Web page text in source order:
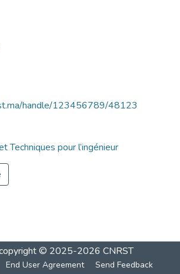
handle/123456789/48123
Techniques pour l’ingénieur
© 2025-2026 CNRST
End User Agreement Send Feedback